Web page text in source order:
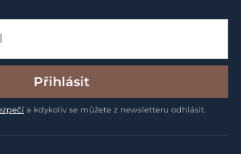
Přihlásit
a kdykoliv se můžete z newsletteru odhlásit.